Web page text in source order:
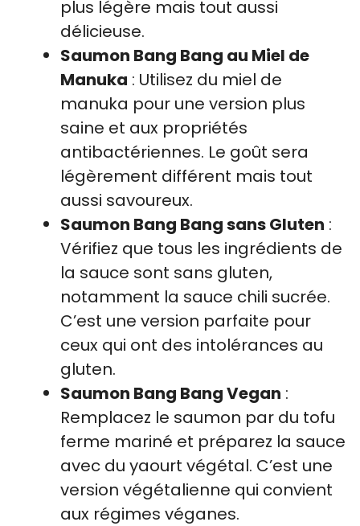
plus légère mais tout aussi
délicieuse.
Saumon Bang Bang au Miel de
Manuka : Utilisez du miel de
manuka pour une version plus
saine et aux propriétés
antibactériennes. Le goût sera
légèrement différent mais tout
aussi savoureux.
Saumon Bang Bang sans Gluten :
Vérifiez que tous les ingrédients de
la sauce sont sans gluten,
notamment la sauce chili sucrée.
C’est une version parfaite pour
ceux qui ont des intolérances au
gluten.
Saumon Bang Bang Vegan :
Remplacez le saumon par du tofu
ferme mariné et préparez la sauce
avec du yaourt végétal. C’est une
version végétalienne qui convient
aux régimes véganes.